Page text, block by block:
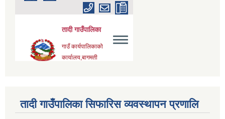
तादी गाउँपालिका सिफारिस व्यवस्थापन प्रणालि